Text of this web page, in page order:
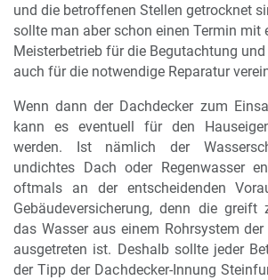
und die betroffenen Stellen getrocknet
sollte man aber schon einen Termin mit
Meisterbetrieb für die Begutachtung
auch für die notwendige Reparatur
Wenn dann der Dachdecker zum
kann es eventuell für den
werden. Ist nämlich der
undichtes Dach oder Regenwasser
oftmals an der entscheidenden
Gebäudeversicherung, denn die greift
das Wasser aus einem Rohrsystem der
ausgetreten ist. Deshalb sollte jeder
der Tipp der Dachdecker-Innung